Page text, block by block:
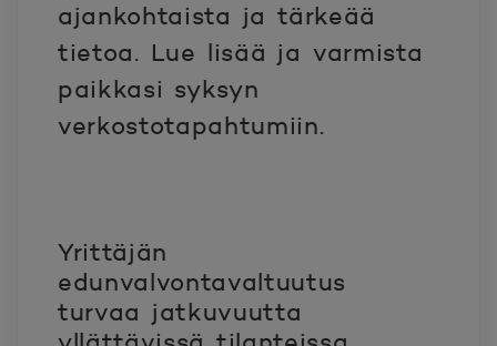
ajankohtaista ja tärkeää
tietoa. Lue lisää ja varmista
paikkasi syksyn
verkostotapahtumiin.
Yrittäjän
edunvalvontavaltuutus
turvaa jatkuvuutta